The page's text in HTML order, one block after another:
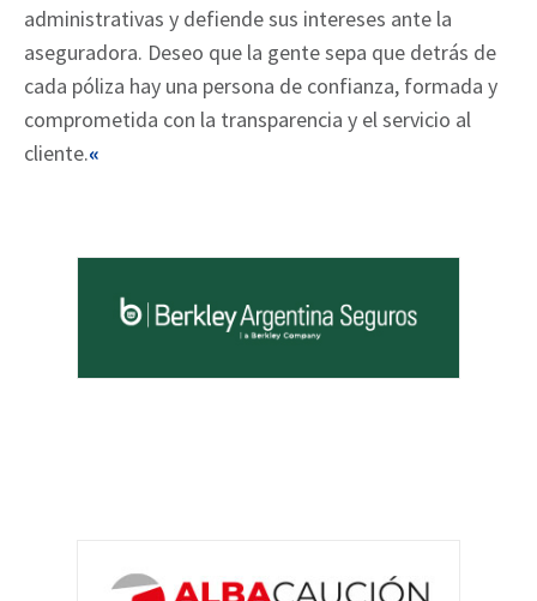
administrativas y defiende sus intereses ante la
aseguradora. Deseo que la gente sepa que detrás de
cada póliza hay una persona de confianza, formada y
comprometida con la transparencia y el servicio al
cliente.«